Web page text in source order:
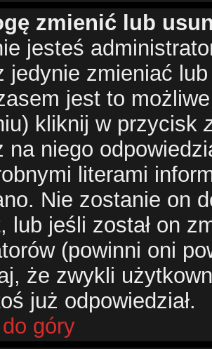
zmienić lub
jesteś
jedynie zmieniać
jest to
kliknij w przycisk
na niego
literami
Nie zostanie on
lub jeśli został on
(powinni oni
że zwykli
już odpowiedział.
góry